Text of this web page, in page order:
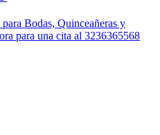
Bodas, Quinceañeras y
para una cita al 3236365568